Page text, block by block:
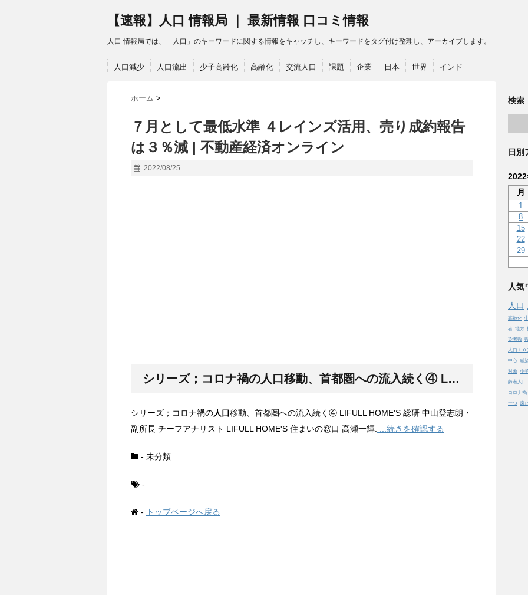
【速報】人口 情報局 ｜ 最新情報 口コミ情報
人口 情報局では、「人口」のキーワードに関する情報をキャッチし、キーワードをタグ付け整理し、アーカイブします。
人口減少 人口流出 少子高齢化 高齢化 交流人口 課題 企業 日本 世界 インド
ホーム >
７月として最低水準 ４レインズ活用、売り成約報告
は３％減 | 不動産経済オンライン
2022/08/25
シリーズ；コロナ禍の人口 移動、首都圏への流入続く④ LIFULL HOME'S 総研 中山登志朗・副所長 チーフアナリスト LIFULL HOME'S 住まいの窓口 高瀬一輝.
シリーズ；コロナ禍の人口移動、首都圏への流入続く④ LIFULL HOME'S 総研 中山登志朗・
副所長 チーフアナリスト LIFULL HOME'S 住まいの窓口 高瀬一輝.
...続きを確認する
- 未分類
-
- トップページへ戻る
検索
日別
月
1
8
15
22
29
人気
人口
高齢化
者 地方
染者数
人口１
中心 感
対象 少
齢者人口
コロナ禍
一つ 歯